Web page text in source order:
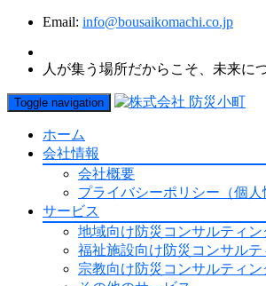
Email: info@bousaikomachi.co.jp
人が集う場所だからこそ、未来に
Toggle navigation
ホーム
会社情報
会社概要
プライバシーポリシー（個人
サービス
地域向け防災コンサルティン
福祉施設向け防災コンサルテ
宗教向け防災コンサルティン